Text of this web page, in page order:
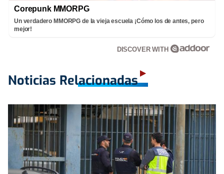
Corepunk MMORPG
Un verdadero MMORPG de la vieja escuela ¡Cómo los de antes, pero
mejor!
DISCOVER WITH
Noticias Relacionadas